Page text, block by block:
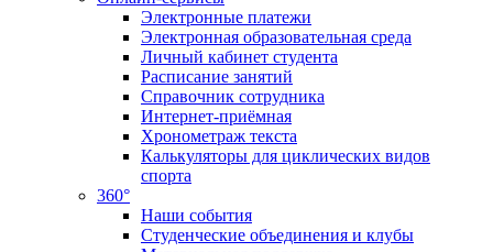
Электронные платежи
Электронная образовательная среда
Личный кабинет студента
Расписание занятий
Справочник сотрудника
Интернет-приёмная
Хронометраж текста
Калькуляторы для циклических видов
спорта
360°
Наши события
Студенческие объединения и клубы